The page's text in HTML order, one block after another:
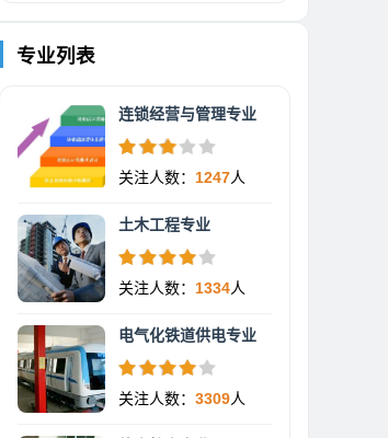
专业列表
连锁经营与管理专业
关注人数： 1247人
土木工程专业
关注人数： 1334人
电气化铁道供电专业
关注人数： 3309人